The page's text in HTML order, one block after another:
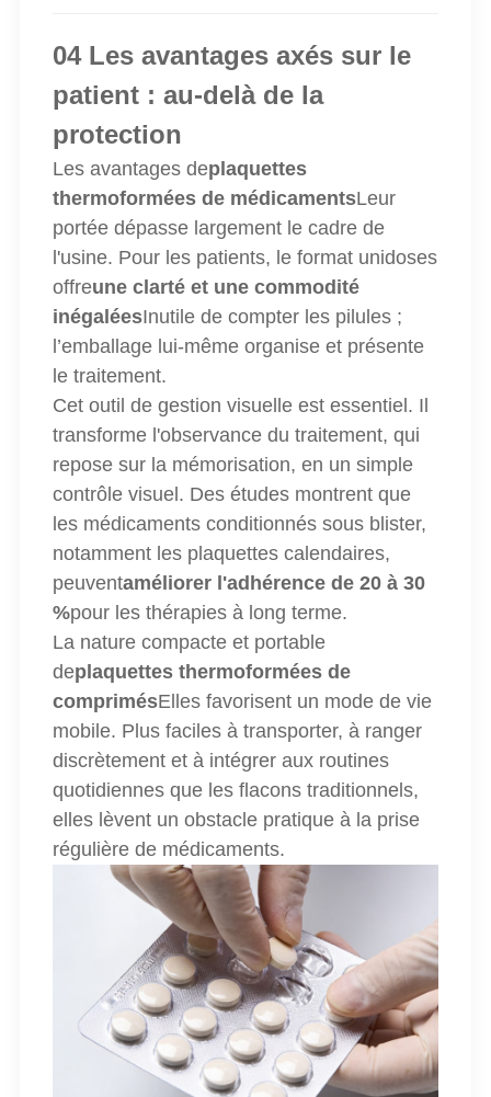
04 Les avantages axés sur le
patient : au-delà de la
protection
Les avantages deplaquettes
thermoformées de médicamentsLeur
portée dépasse largement le cadre de
l'usine. Pour les patients, le format unidoses
offreune clarté et une commodité
inégaléesInutile de compter les pilules ;
l’emballage lui-même organise et présente
le traitement.
Cet outil de gestion visuelle est essentiel. Il
transforme l'observance du traitement, qui
repose sur la mémorisation, en un simple
contrôle visuel. Des études montrent que
les médicaments conditionnés sous blister,
notamment les plaquettes calendaires,
peuventaméliorer l'adhérence de 20 à 30
%pour les thérapies à long terme.
La nature compacte et portable
deplaquettes thermoformées de
comprimésElles favorisent un mode de vie
mobile. Plus faciles à transporter, à ranger
discrètement et à intégrer aux routines
quotidiennes que les flacons traditionnels,
elles lèvent un obstacle pratique à la prise
régulière de médicaments.